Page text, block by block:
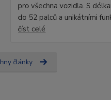
pro všechna vozidla. S
do 52 palců a unikátními
číst celé
články